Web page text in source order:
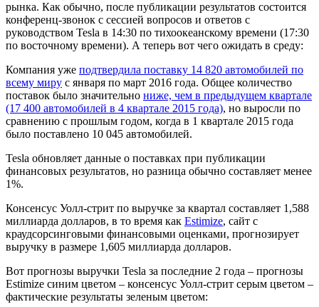
рынка. Как обычно, после публикации результатов состоится
конференц-звонок с сессией вопросов и ответов с
руководством Tesla в 14:30 по тихоокеанскому времени (17:30
по восточному времени). А теперь вот чего ожидать в среду:
Компания уже подтвердила поставку 14 820 автомобилей по
всему миру с января по март 2016 года. Общее количество
поставок было значительно ниже, чем в предыдущем квартале
(17 400 автомобилей в 4 квартале 2015 года), но выросли по
сравнению с прошлым годом, когда в 1 квартале 2015 года
было поставлено 10 045 автомобилей.
Tesla обновляет данные о поставках при публикации
финансовых результатов, но разница обычно составляет менее
1%.
Консенсус Уолл-стрит по выручке за квартал составляет 1,588
миллиарда долларов, в то время как Estimize, сайт с
краудсорсинговыми финансовыми оценками, прогнозирует
выручку в размере 1,605 миллиарда долларов.
Вот прогнозы выручки Tesla за последние 2 года – прогнозы
Estimize синим цветом – консенсус Уолл-стрит серым цветом –
фактические результаты зеленым цветом: